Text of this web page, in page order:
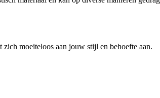
moeiteloos aan jouw stijl en behoefte aan.